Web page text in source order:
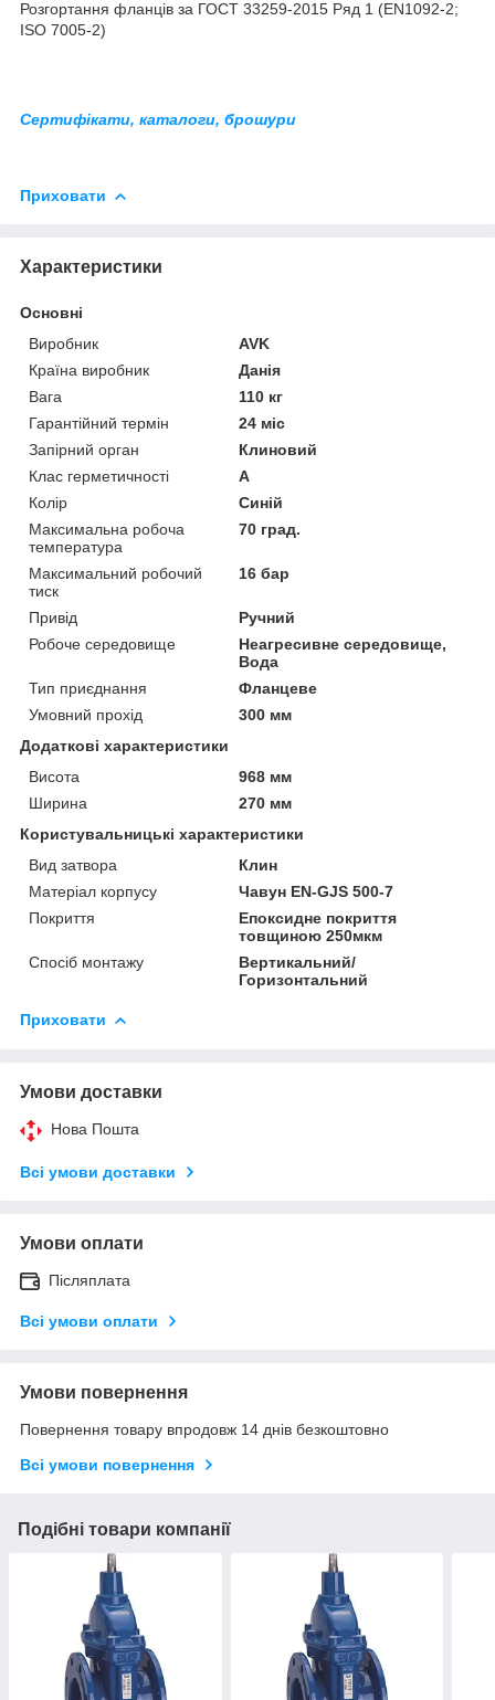
Розгортання фланців за ГОСТ 33259-2015 Ряд 1 (EN1092-2;
ISO 7005-2)
Сертифікати, каталоги, брошури
Приховати
Характеристики
Основні
Виробник
AVK
Країна виробник
Данія
Вага
110 кг
Гарантійний термін
24 міс
Запірний орган
Клиновий
Клас герметичності
А
Колір
Синій
Максимальна робоча
температура
70 град.
Максимальний робочий
тиск
16 бар
Привід
Ручний
Робоче середовище
Неагресивне середовище,
Вода
Тип приєднання
Фланцеве
Умовний прохід
300 мм
Додаткові характеристики
Висота
968 мм
Ширина
270 мм
Користувальницькі характеристики
Вид затвора
Клин
Матеріал корпусу
Чавун EN-GJS 500-7
Покриття
Епоксидне покриття
товщиною 250мкм
Спосіб монтажу
Вертикальний/
Горизонтальний
Приховати
Умови доставки
Нова Пошта
Всі умови доставки
Умови оплати
Післяплата
Всі умови оплати
Умови повернення
Повернення товару впродовж 14 днів безкоштовно
Всі умови повернення
Подібні товари компанії